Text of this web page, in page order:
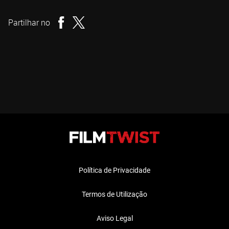
Partilhar no
Política de Privacidade
Termos de Utilização
Aviso Legal